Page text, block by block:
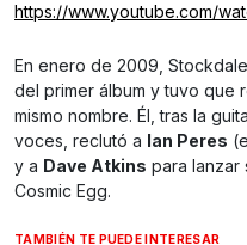
https://www.youtube.com/
En enero de 2009,
del primer álbum y tuvo que
mismo nombre. Él, tras la
voces, reclutó a Ian Peres
y a Dave Atkins para lanzar
Cosmic Egg.
TAMBIÉN TE PUEDE INTERESAR